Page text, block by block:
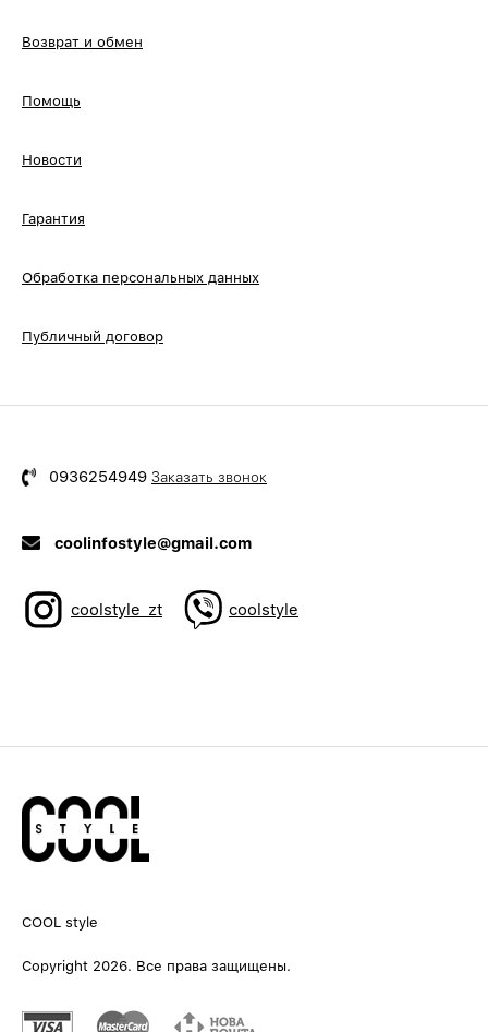
Возврат и обмен
Помощь
Новости
Гарантия
Обработка персональных данных
Публичный договор
0936254949 Заказать звонок
coolinfostyle@gmail.com
coolstyle_zt coolstyle
COOL style
Copyright 2026. Все права защищены.